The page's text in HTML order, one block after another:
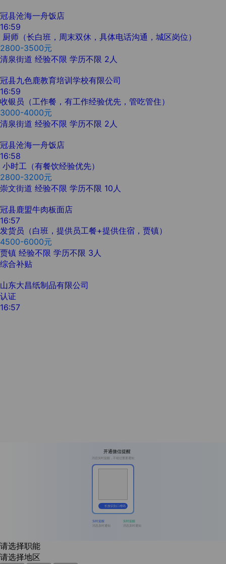
冠县沧海一舟饭店
16:59
厨师（长白班，周末双休，具体电话沟通，城区岗位）
2800-3500元
清泉街道 经验不限 学历不限 2人
冠县九色鹿教育培训学校有限公司
16:59
收银员（工作餐，有工作经验优先，管吃管住）
3000-4000元
清泉街道 经验不限 学历不限 2人
冠县沧海一舟饭店
16:58
小时工（有餐饮经验优先）
2800-3200元
崇文街道 经验不限 学历不限 10人
冠县鹿盟牛肉板面店
16:57
发货员（白班，提供员工餐+提供住宿，贾镇）
4500-6000元
贾镇 经验不限 学历不限 3人
综合补贴
山东大昌纸制品有限公司
认证
16:57
开通微信提醒
消息实时提醒，不错过重要通知
长按识别二维码
实时提醒
消息及时通知
实时提醒
消息及时通知
请选择职能
请选择地区